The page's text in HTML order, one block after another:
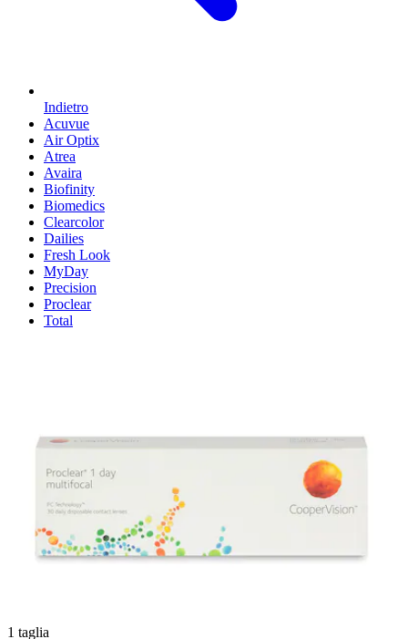
Indietro
Acuvue
Air Optix
Atrea
Avaira
Biofinity
Biomedics
Clearcolor
Dailies
Fresh Look
MyDay
Precision
Proclear
Total
1 taglia